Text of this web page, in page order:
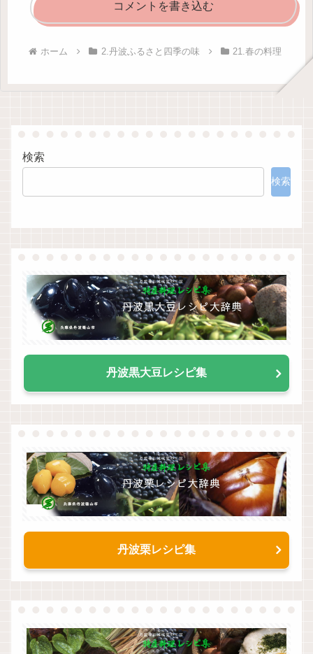
コメントを書き込む
ホーム 2.丹波ふるさと四季の味 21.春の料理
検索
検索
丹波黒大豆レシピ集
丹波栗レシピ集